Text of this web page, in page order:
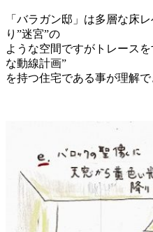
「バラガン邸」は多層な床
り”迷宮”の
ような空間ですがトレース
な動線計画”
を持つ住宅である事が理解で